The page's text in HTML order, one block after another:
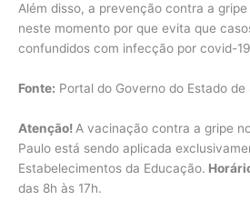
Além disso, a prevenção contra a
neste momento por que evita que
confundidos com infecção por covid-
Fonte: Portal do Governo do Estado de
Atenção! A vacinação contra a gripe
Paulo está sendo aplicada
Estabelecimentos da Educação.
das 8h às 17h.